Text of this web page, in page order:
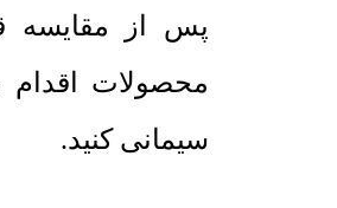
پس از مقایسه
محصولات اقدام
سیمانی کنید.